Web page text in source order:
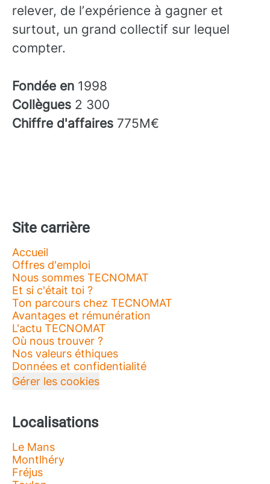
relever, de lʼexpérience à gagner et
surtout, un grand collectif sur lequel
compter.
Fondée en 1998
Collègues 2 300
Chiffre d'affaires 775M€
Site carrière
Accueil
Offres d'emploi
Nous sommes TECNOMAT
Et si c'était toi ?
Ton parcours chez TECNOMAT
Avantages et rémunération
L'actu TECNOMAT
Où nous trouver ?
Nos valeurs éthiques
Données et confidentialité
Gérer les cookies
Localisations
Le Mans
Montlhéry
Fréjus